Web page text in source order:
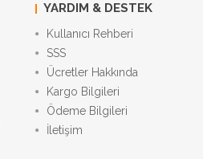
YARDIM & DESTEK
Kullanıcı Rehberi
SSS
Ücretler Hakkında
Kargo Bilgileri
Ödeme Bilgileri
İletişim